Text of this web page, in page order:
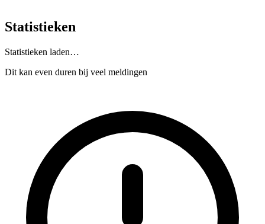
Statistieken
Statistieken laden…
Dit kan even duren bij veel meldingen